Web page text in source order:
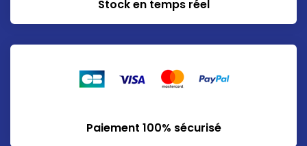
Stock en temps réel
Paiement 100% sécurisé